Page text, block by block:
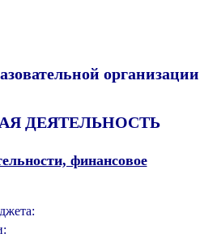
организации
ДЕЯТЕЛЬНОСТЬ
финансовое